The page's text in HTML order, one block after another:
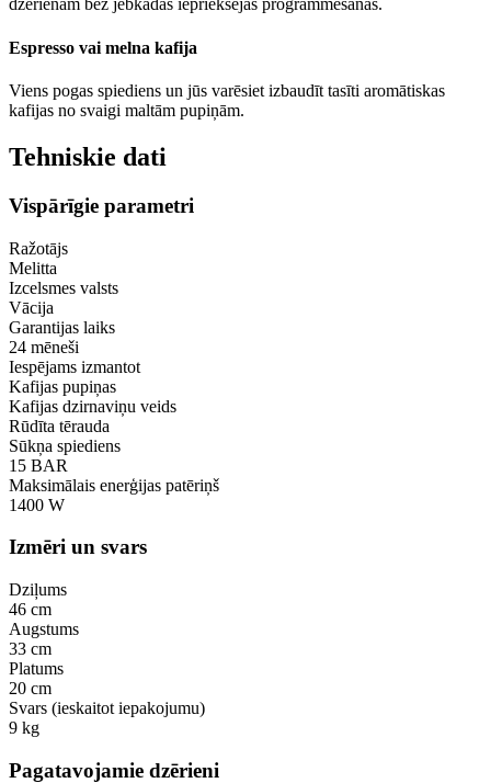
dzērienam bez jebkādas iepriekšējas programmēšanas.
Espresso vai melna kafija
Viens pogas spiediens un jūs varēsiet izbaudīt tasīti aromātiskas
kafijas no svaigi maltām pupiņām.
Tehniskie dati
Vispārīgie parametri
Ražotājs
Melitta
Izcelsmes valsts
Vācija
Garantijas laiks
24 mēneši
Iespējams izmantot
Kafijas pupiņas
Kafijas dzirnaviņu veids
Rūdīta tērauda
Sūkņa spiediens
15 BAR
Maksimālais enerģijas patēriņš
1400 W
Izmēri un svars
Dziļums
46 cm
Augstums
33 cm
Platums
20 cm
Svars (ieskaitot iepakojumu)
9 kg
Pagatavojamie dzērieni